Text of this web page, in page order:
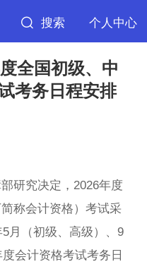
搜索 个人中心
全国初级、中
考务日程安排
研究决定，2026年度
称会计资格）考试采
月（初级、高级）、9
会计资格考试考务日